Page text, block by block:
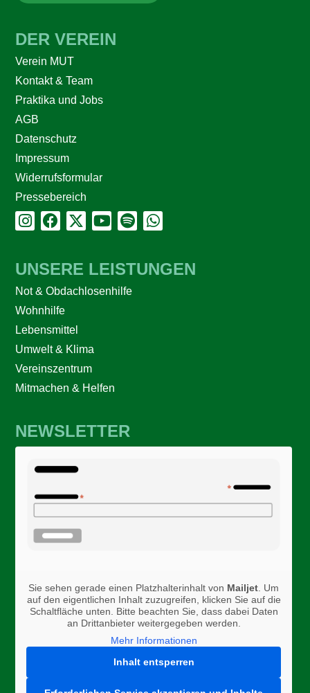
DER VEREIN
Verein MUT
Kontakt & Team
Praktika und Jobs
AGB
Datenschutz
Impressum
Widerrufsformular
Pressebereich
UNSERE LEISTUNGEN
Not & Obdachlosenhilfe
Wohnhilfe
Lebensmittel
Umwelt & Klima
Vereinszentrum
Mitmachen & Helfen
NEWSLETTER
Sie sehen gerade einen Platzhalterinhalt von Mailjet. Um
auf den eigentlichen Inhalt zuzugreifen, klicken Sie auf die
Schaltfläche unten. Bitte beachten Sie, dass dabei Daten
an Drittanbieter weitergegeben werden.
Mehr Informationen
Inhalt entsperren